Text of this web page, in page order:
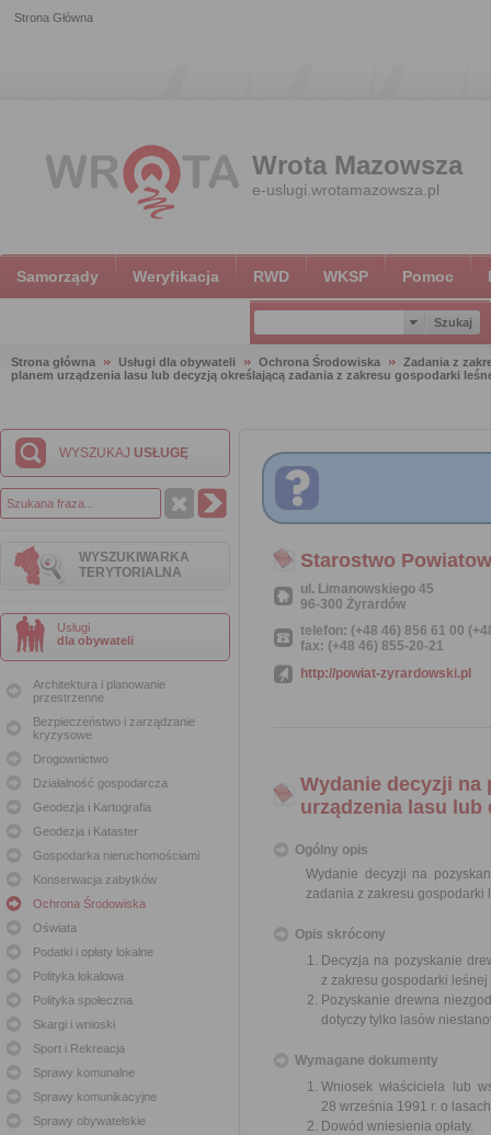
Strona Główna
Wrota Mazowsza
e-uslugi.wrotamazowsza.pl
Samorządy Weryfikacja RWD WKSP Pomoc
Strona główna Usługi dla obywateli Ochrona Środowiska
Zadania z
planem urządzenia lasu lub decyzją określającą zadania z zakresu gospodarki
WYSZUKAJ USŁUGĘ
WYSZUKIWARKA
TERYTORIALNA
Usługi
dla obywateli
Architektura i planowanie
przestrzenne
Bezpieczeństwo i zarządzanie
kryzysowe
Drogownictwo
Działalność gospodarcza
Geodezja i Kartografia
Geodezja i Kataster
Gospodarka nieruchomościami
Konserwacja zabytków
Ochrona Środowiska
Oświata
Podatki i opłaty lokalne
Polityka lokalowa
Polityka społeczna
Skargi i wnioski
Sport i Rekreacja
Sprawy komunalne
Sprawy komunikacyjne
Sprawy obywatelskie
Starostwo
ul. Limanowskiego 45
96-300 Żyrardów
telefon: (+48 46) 856 61 00
fax: (+48 46) 855-20-21
http://powiat-zyrardowski.pl
Wydanie decyzji na
urządzenia lasu lub
Ogólny opis
Wydanie decyzji na
zadania z zakresu gospodarki
Opis skrócony
Decyzja na pozyskanie
z zakresu gospodarki
Pozyskanie drewna
dotyczy tylko lasów
Wymagane dokumenty
Wniosek właściciela lub
28 września 1991 r. o
Dowód wniesienia opłaty.